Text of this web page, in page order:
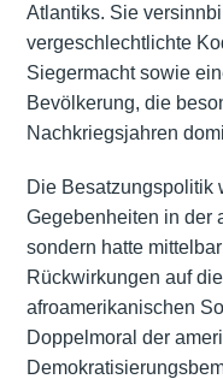
Atlantiks. Sie
vergeschlechtlichte
Siegermacht sowie
Bevölkerung, die
Nachkriegsjahren
Die Besatzungspolitik
Gegebenheiten in der
sondern hatte
Rückwirkungen auf
afroamerikanischen
Doppelmoral der